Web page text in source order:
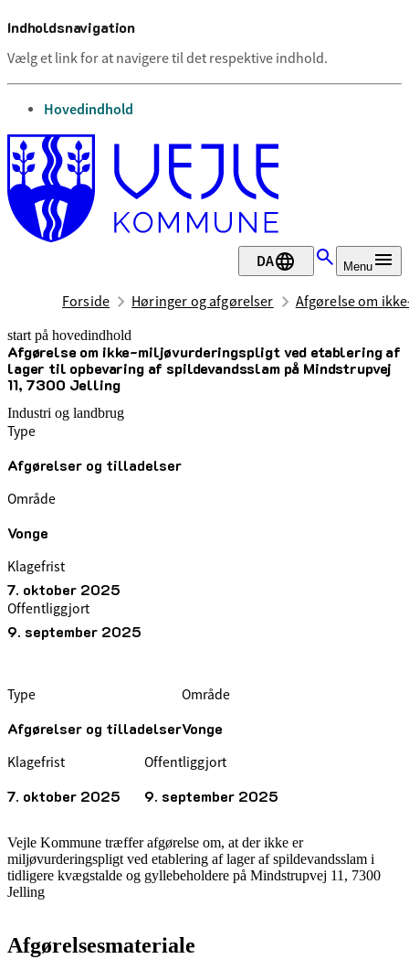
Indholdsnavigation
Vælg et link for at navigere til det respektive indhold.
gå til
Hovedindhold
DA Menu
Forside Høringer og afgørelser Afgørelse om
start på hovedindhold
Afgørelse om ikke-miljøvurderingspligt ved etablering af
lager til opbevaring af spildevandsslam på Mindstrupvej
11, 7300 Jelling
senest opdateret 9. september 2025
Industri og landbrug
Type
Afgørelser og tilladelser
Område
Vonge
Klagefrist
7. oktober 2025
Offentliggjort
9. september 2025
Type
Afgørelser og tilladelser
Område
Vonge
Klagefrist
7. oktober 2025
Offentliggjort
9. september 2025
Vejle Kommune træffer afgørelse om, at der ikke er
miljøvurderingspligt ved etablering af lager af spildevandsslam i
tidligere kvægstalde og gyllebeholdere på Mindstrupvej 11, 7300
Jelling
Afgørelsesmateriale